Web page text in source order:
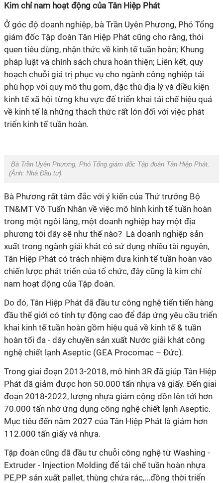
Kim chỉ nam hoạt động của Tân Hiệp Phát
Ở góc độ doanh nghiệp, bà Trần Uyên Phương, Phó Tổng
giám đốc Tập đoàn Tân Hiệp Phát cũng cho rằng, thói
quen tiêu dùng, nhận thức về kinh tế tuần hoàn; Khung
pháp luật và chính sách chưa hoàn thiện; Liên kết, quy
hoạch chuỗi giá trị phục vụ cho ngành công nghiệp tái
phù hợp với quy mô thu gom, đặc thù địa lý và điều kiện
kinh tế xã hội từng khu vực để triển khai tái chế hiệu quả
về kinh tế là những thách thức rất lớn đối với việc phát
triển kinh tế tuần hoàn.
Bà Trần Uyên Phương, Phó Tổng giám đốc Tập đoàn Tân Hiệp Phát.
(Ảnh: Nhà Đầu tư).
Bà Phương rất tâm đắc với ý kiến của Thứ trưởng Bộ
TN&MT Võ Tuấn Nhân về việc mô hình kinh tế tuần hoàn
trong một ngôi làng, một doanh nghiệp hay một địa
phương tới đây sẽ như thế nào? Là doanh nghiệp sản
xuất trong ngành giải khát có sử dụng nhiều tài nguyên,
Tân Hiệp Phát có trách nhiệm đưa kinh tế tuần hoàn vào
chiến lược phát triển của tổ chức, đây cũng là kim chỉ
nam hoạt động của Tập đoàn.
Do đó, Tân Hiệp Phát đã đầu tư công nghệ tiến tiến hàng
đầu thế giới có tính tự động cao để đáp ứng yêu cầu triển
khai kinh tế tuần hoàn gồm hiệu quả về kinh tế & tuần
hoàn tối đa - dây chuyền sản xuất Nước giải khát công
nghệ chiết lạnh Aseptic (GEA Procomac – Đức).
Trong giai đoạn 2013-2018, mô hình 3R đã giúp Tân Hiệp
Phát đã giảm được hơn 50.000 tấn nhựa và giấy. Đến giai
đoạn 2018-2022, lượng nhựa giảm cộng dồn lên tới hơn
70.000 tấn nhờ ứng dụng công nghệ chiết lạnh Aseptic.
Mục tiêu đến năm 2027 của Tân Hiệp Phát là giảm hơn
112.000 tấn giấy và nhựa.
Tập đoàn cũng đã đầu tư chuỗi công nghệ từ Washing -
Extruder - Injection Molding để tái chế tuần hoàn nhựa
PE,PP sản xuất pallet, thùng chứa rác,...đồng thời triển